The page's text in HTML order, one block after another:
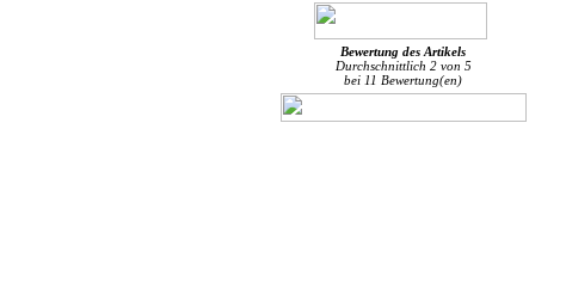
Bewertung des Artikels
Durchschnittlich 2von 5
bei 11 Bewertung(en)